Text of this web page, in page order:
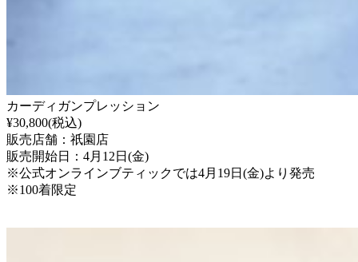
カーディガンプレッション
¥30,800(税込)
販売店舗：祇園店
販売開始日：4月12日(金)
※公式オンラインブティックでは4月19日(金)より発売
※100着限定